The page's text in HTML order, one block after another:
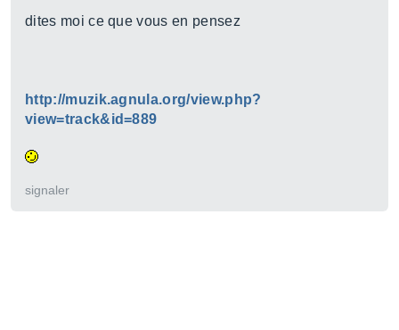
dites moi ce que vous en pensez
http://muzik.agnula.org/view.php?
view=track&id=889
signaler